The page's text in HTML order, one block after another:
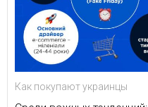
Как покупают украинцы